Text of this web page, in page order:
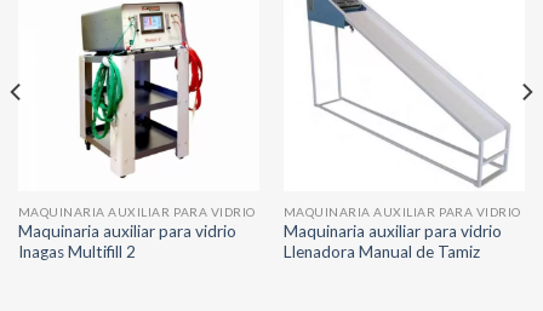
MAQUINARIA AUXILIAR PARA VIDRIO
Maquinaria auxiliar para vidrio
Inagas Multifill 2
MAQUINARIA AUXILIAR PARA VIDRIO
Maquinaria auxiliar para vidrio
Llenadora Manual de Tamiz